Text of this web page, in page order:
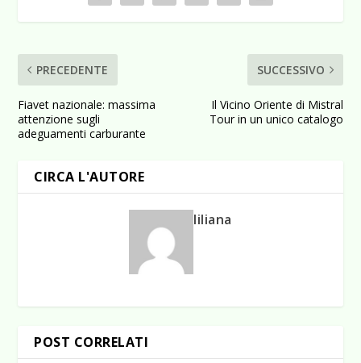
PRECEDENTE
Fiavet nazionale: massima
attenzione sugli
adeguamenti carburante
SUCCESSIVO
Il Vicino Oriente di Mistral
Tour in un unico catalogo
CIRCA L'AUTORE
liliana
POST CORRELATI